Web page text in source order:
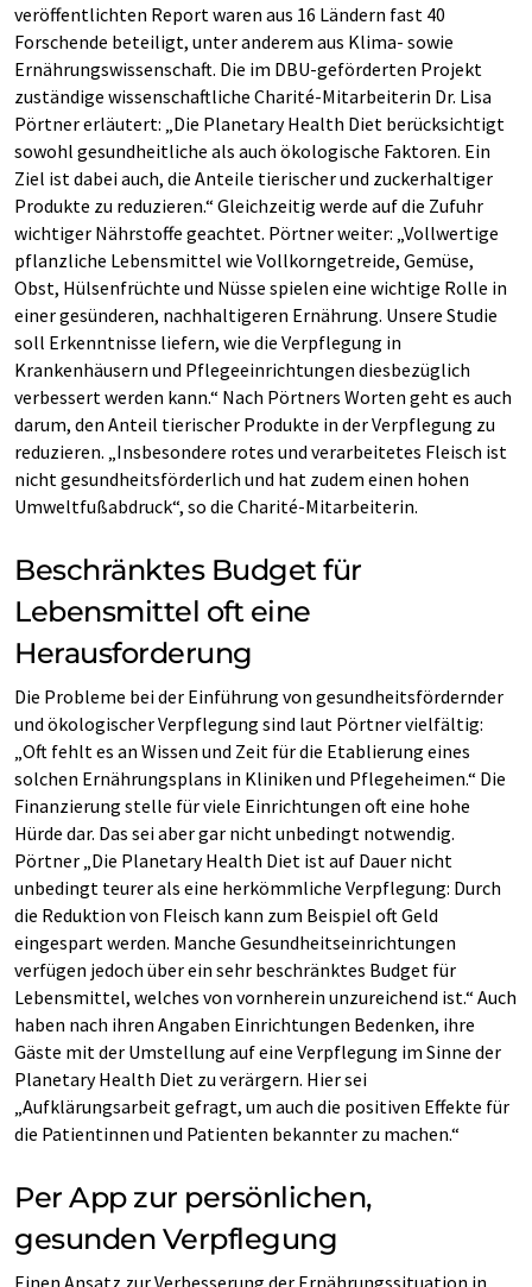
veröffentlichten Report waren aus 16 Ländern fast 40
Forschende beteiligt, unter anderem aus Klima- sowie
Ernährungswissenschaft. Die im DBU-geförderten Projekt
zuständige wissenschaftliche Charité-Mitarbeiterin Dr. Lisa
Pörtner erläutert: „Die Planetary Health Diet berücksichtigt
sowohl gesundheitliche als auch ökologische Faktoren. Ein
Ziel ist dabei auch, die Anteile tierischer und zuckerhaltiger
Produkte zu reduzieren.“ Gleichzeitig werde auf die Zufuhr
wichtiger Nährstoffe geachtet. Pörtner weiter: „Vollwertige
pflanzliche Lebensmittel wie Vollkorngetreide, Gemüse,
Obst, Hülsenfrüchte und Nüsse spielen eine wichtige Rolle in
einer gesünderen, nachhaltigeren Ernährung. Unsere Studie
soll Erkenntnisse liefern, wie die Verpflegung in
Krankenhäusern und Pflegeeinrichtungen diesbezüglich
verbessert werden kann.“ Nach Pörtners Worten geht es auch
darum, den Anteil tierischer Produkte in der Verpflegung zu
reduzieren. „Insbesondere rotes und verarbeitetes Fleisch ist
nicht gesundheitsförderlich und hat zudem einen hohen
Umweltfußabdruck“, so die Charité-Mitarbeiterin.
Beschränktes Budget für
Lebensmittel oft eine
Herausforderung
Die Probleme bei der Einführung von gesundheitsfördernder
und ökologischer Verpflegung sind laut Pörtner vielfältig:
„Oft fehlt es an Wissen und Zeit für die Etablierung eines
solchen Ernährungsplans in Kliniken und Pflegeheimen.“ Die
Finanzierung stelle für viele Einrichtungen oft eine hohe
Hürde dar. Das sei aber gar nicht unbedingt notwendig.
Pörtner „Die Planetary Health Diet ist auf Dauer nicht
unbedingt teurer als eine herkömmliche Verpflegung: Durch
die Reduktion von Fleisch kann zum Beispiel oft Geld
eingespart werden. Manche Gesundheitseinrichtungen
verfügen jedoch über ein sehr beschränktes Budget für
Lebensmittel, welches von vornherein unzureichend ist.“ Auch
haben nach ihren Angaben Einrichtungen Bedenken, ihre
Gäste mit der Umstellung auf eine Verpflegung im Sinne der
Planetary Health Diet zu verärgern. Hier sei
„Aufklärungsarbeit gefragt, um auch die positiven Effekte für
die Patientinnen und Patienten bekannter zu machen.“
Per App zur persönlichen,
gesunden Verpflegung
Einen Ansatz zur Verbesserung der Ernährungssituation in